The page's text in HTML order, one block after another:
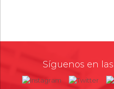
Síguenos en